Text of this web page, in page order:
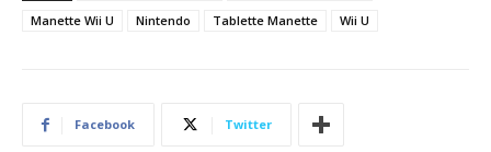
Manette Wii U
Nintendo Tablette Manette Wii U
Facebook Twitter